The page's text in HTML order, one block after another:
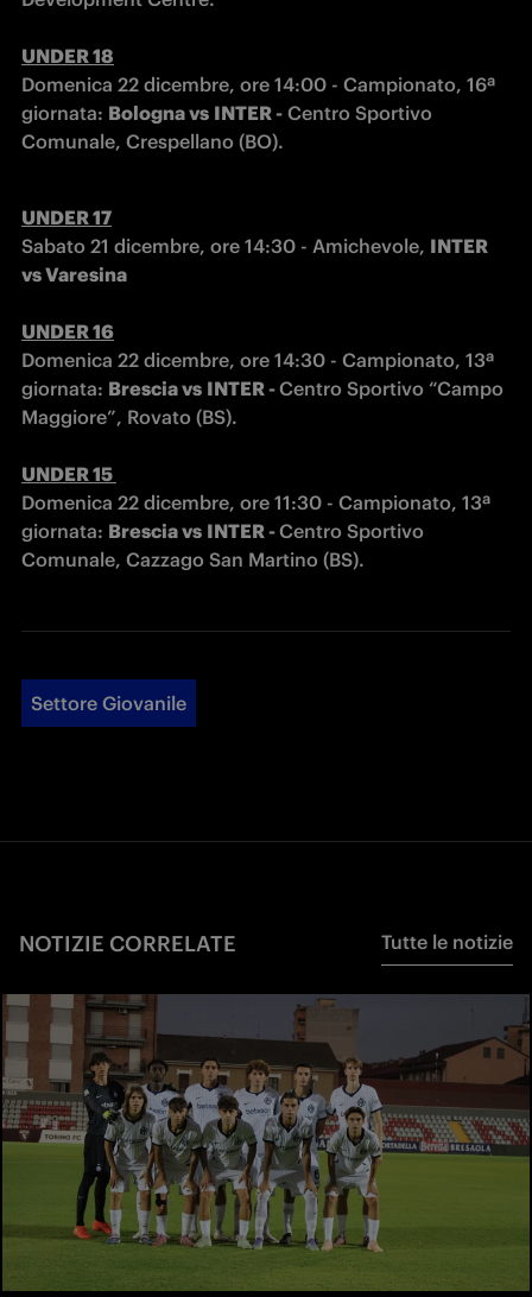
UNDER 18
Domenica 22 dicembre, ore 14:00 - Campionato, 16ª
giornata: Bologna vs INTER - Centro Sportivo
Comunale, Crespellano (BO).
Sabato 21 dicembre, ore 14:30 - Amichevole, INTER
vs Varesina
UNDER 16
Domenica 22 dicembre, ore 14:30 - Campionato, 13ª
giornata: Brescia vs INTER - Centro Sportivo “Campo
Maggiore”, Rovato (BS).
UNDER 15
Domenica 22 dicembre, ore 11:30 - Campionato, 13ª
giornata: Brescia vs INTER - Centro Sportivo
Comunale, Cazzago San Martino (BS).
Settore Giovanile
NOTIZIE CORRELATE Tutte le notizie